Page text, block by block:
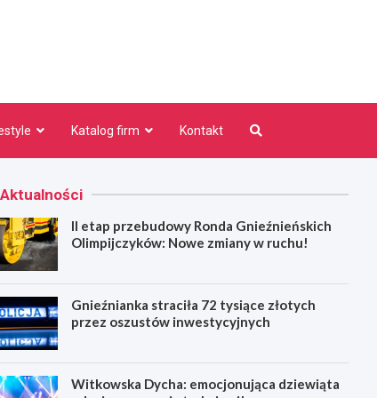
Katalog firm Kontakt
Aktualności
II etap przebudowy Ronda Gnieźnieńskich
Olimpijczyków: Nowe zmiany w ruchu!
Gnieźnianka straciła 72 tysiące złotych
przez oszustów inwestycyjnych
Witkowska Dycha: emocjonująca dziewiąta